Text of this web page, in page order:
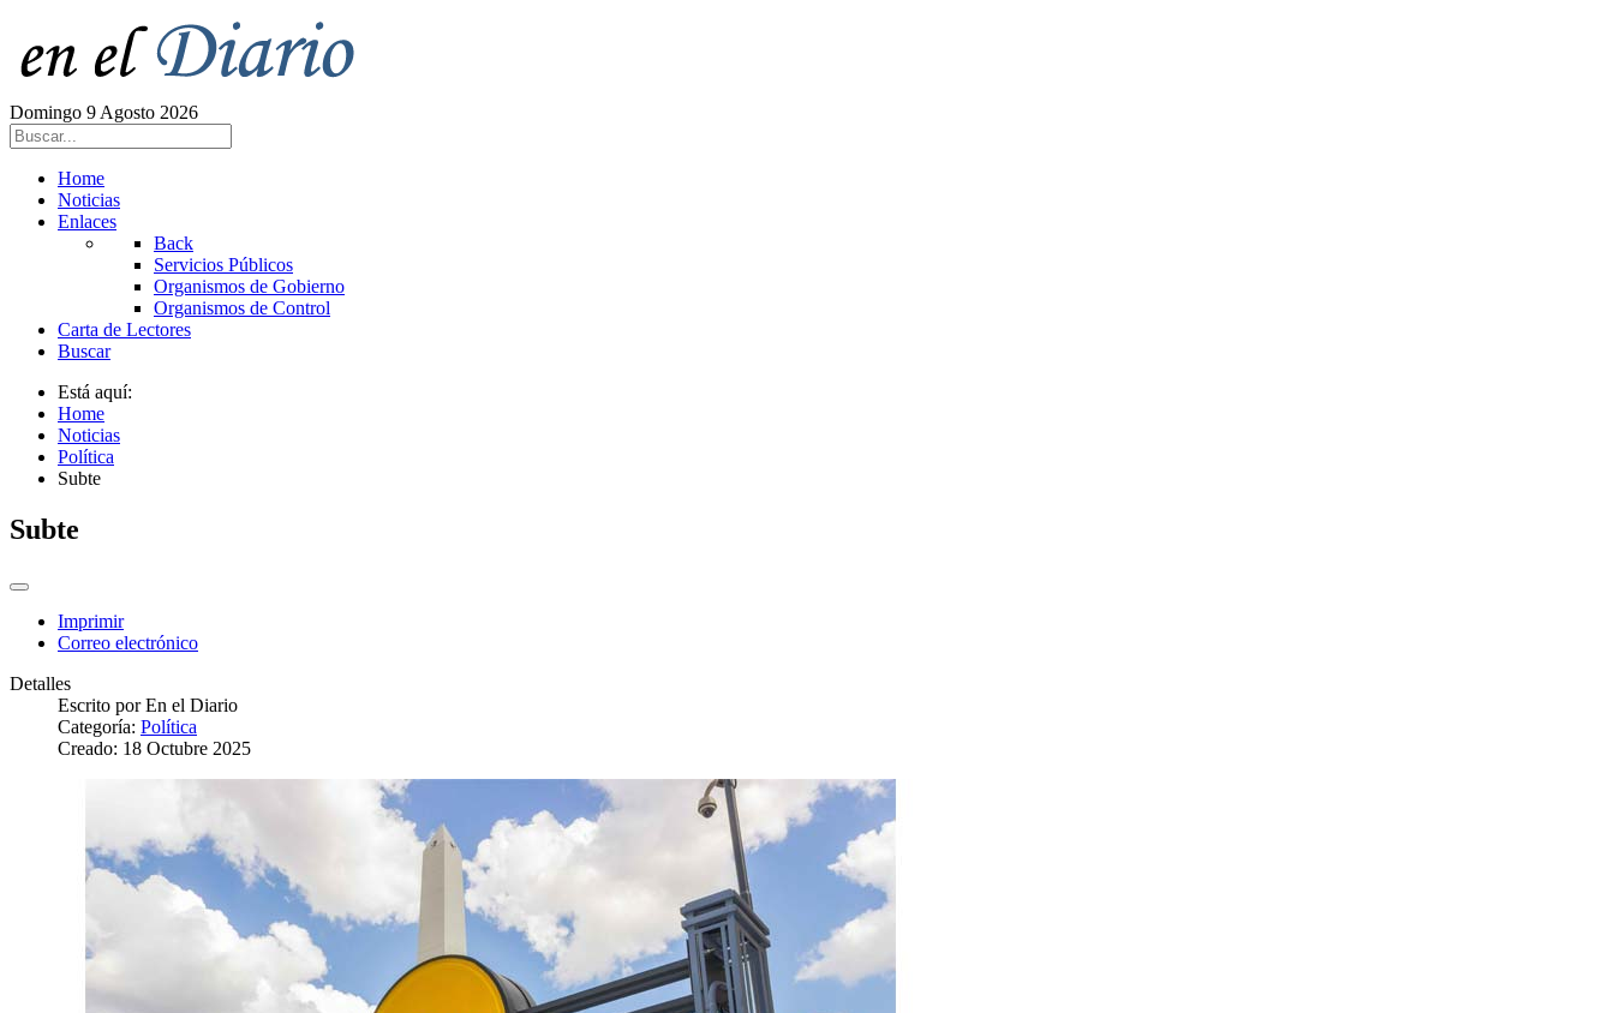
Domingo 9 Agosto 2026
Home
Noticias
Enlaces
Back
Servicios Públicos
Organismos de Gobierno
Organismos de Control
Carta de Lectores
Buscar
Está aquí:
Home
Noticias
Política
Subte
Subte
Imprimir
Correo electrónico
Detalles
Escrito porEn el Diario
Categoría: Política
Creado: 18 Octubre 2025